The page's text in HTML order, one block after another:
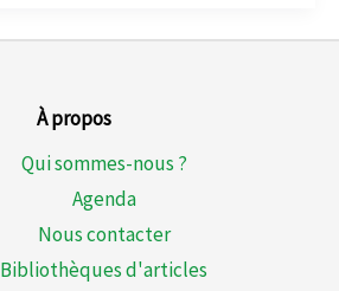
À propos
Qui sommes-nous ?
Agenda
Nous contacter
Bibliothèques d'articles